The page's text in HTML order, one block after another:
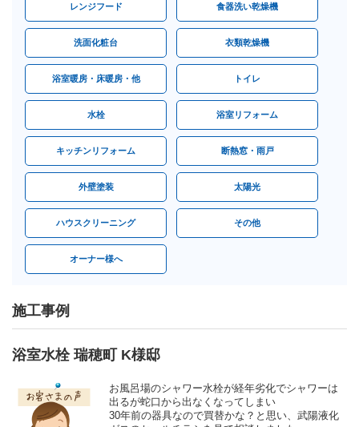
レンジフード 食器洗い乾燥機
洗面化粧台 衣類乾燥機
浴室暖房・床暖房・他 トイレ
水栓 浴室リフォーム
キッチンリフォーム 断熱窓・雨戸
外壁塗装 太陽光
ハウスクリーニング その他
オーナー様へ
施工事例
浴室水栓 瑞穂町 K様邸
お風呂場のシャワー水栓が経年劣化でシャワーは
出るが蛇口から出なくなってしまい
30年前の器具なので買替かな？と思い、武陽液化